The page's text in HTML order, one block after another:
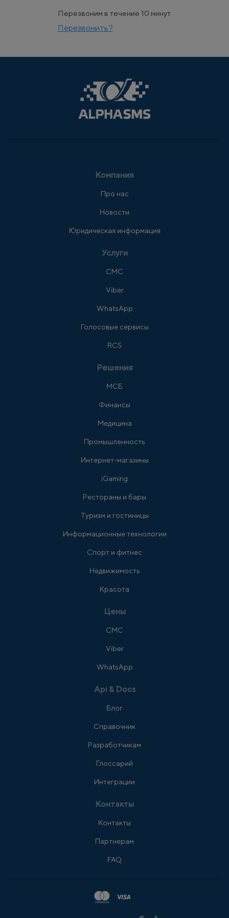
Перезвоним в течение 10 минут.
Перезвонить?
Компания
Про нас
Новости
Юридическая информация
Услуги
СМС
Viber
WhatsApp
Голосовые сервисы
RCS
Решения
МСБ
Финансы
Медицина
Промышленность
Интернет-магазины
iGaming
Рестораны и бары
Туризм и гостиницы
Информационные технологии
Спорт и фитнес
Недвижимость
Красота
Цены
СМС
Viber
WhatsApp
Api & Docs
Блог
Справочник
Разработчикам
Глоссарий
Интеграции
Контакты
Контакты
Партнерам
FAQ